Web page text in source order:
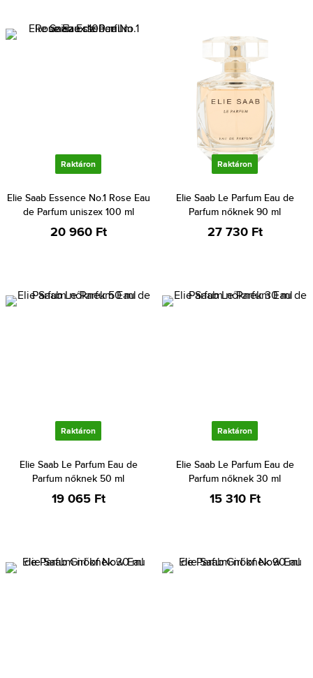
Raktáron
Elie Saab Essence No.1 Rose Eau
de Parfum uniszex 100 ml
20 960 Ft
Raktáron
Elie Saab Le Parfum Eau de
Parfum nőknek 90 ml
27 730 Ft
Raktáron
Elie Saab Le Parfum Eau de
Parfum nőknek 50 ml
19 065 Ft
Raktáron
Elie Saab Le Parfum Eau de
Parfum nőknek 30 ml
15 310 Ft